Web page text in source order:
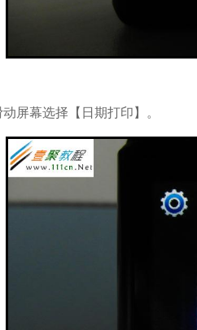
屏幕选择【日期打印】。